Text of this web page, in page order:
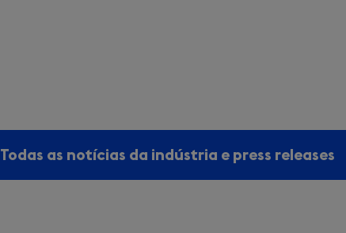
Todas as notícias da indústria e press releases